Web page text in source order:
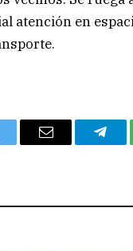
atención en
Email